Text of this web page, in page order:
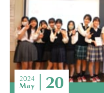
2024
May 20